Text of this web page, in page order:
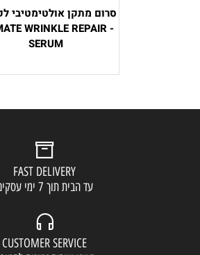
סרום מתקן אולטימטיבי
WRINKLE REPAIR
SERUM
FAST DELIVERY
עד הבית תוך 7 ימי עסקים
CUSTOMER SERVICE